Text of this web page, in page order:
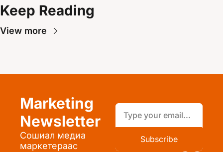
Keep Reading
View more
Marketing
Newsletter
Сошиал медиа
маркетераас
Subscribe